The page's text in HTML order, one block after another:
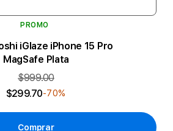
PROMO
iGlaze iPhone 15 Pro
MagSafe Plata
$999.00
$299.70-70%
Comprar